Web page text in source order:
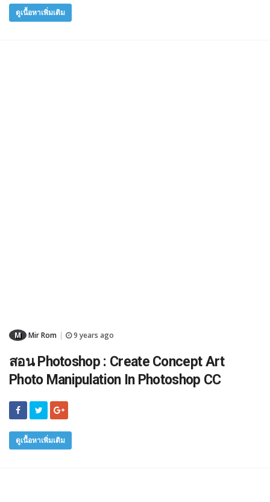
ดูเนื้อหาเพิ่มเติม
M Mir Rom 9 years ago
สอน Photoshop : Create Concept Art
Photo Manipulation In Photoshop CC
ดูเนื้อหาเพิ่มเติม